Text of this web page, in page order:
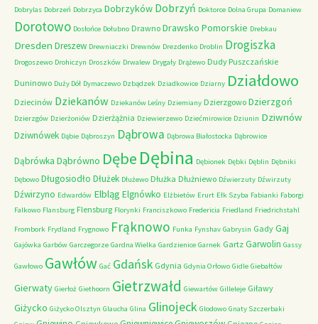
Dobrylas Dobrzeń Dobrzyca Dobrzyków Dobrzyń Doktorce Dolna Grupa Domaniew
Dorotowo Dosłońce Dołubno Drawno Drawsko Pomorskie Drebkau
Dresden Dreszew Drewniaczki Drewnów Drezdenko Droblin Drogiszka
Drogoszewo Drohiczyn Droszków Drwalew Drygały Drążewo Dudy Puszczańskie
Duninowo Duży Dół Dymaczewo Dzbądzek Dziadkowice Dziarny Działdowo
Dziecinów Dziekanów Dziekanów Leśny Dziemiany Dzierzgowo Dzierzgoń
Dzierzgów Dzierżoniów Dzierżążnia Dziewierzewo Dziećmirowice Dziunin Dziwnów
Dziwnówek Dąbie Dąbroszyn Dąbrowa Dąbrowa Białostocka Dąbrowice
Dąbrówka Dąbrówno Dębe Dębina Dębionek Dębki Dęblin Dębniki
Dębowo Długosiodło Dłużek Dłużewo Dłużka Dłużniewo Dźwierzuty Dźwirzuty
Dźwirzyno Edwardów Elbląg Elgnówko Elżbietów Erurt Ełk Szyba Fabianki Faborgi
Falkowo Flansburg Flensburg Florynki Franciszkowo Fredericia Friedland Friedrichstahl
Frombork Frydland Frygnowo Frąknowo Funka Fynshav Gabrysin Gady Gaj
Gajówka Garbów Garczegorze Gardna Wielka Gardzienice Garnek Gartz Garwolin Gassy
Gawłowo Gawłów Gać Gdańsk Gdynia Gdynia Orłowo Gidle Giebałtów
Gierwaty Gierłoż Giethoorn Gietrzwałd Giewartów Gilleleje Giławy
Giżycko Giżycko Olsztyn Glaucha Glina Glinojeck Glodowo Gnaty Szczerbaki